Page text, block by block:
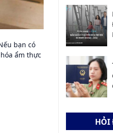
bạn có
ẩm thực
HỎI